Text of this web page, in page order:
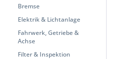
Bremse
Elektrik & Lichtanlage
Fahrwerk, Getriebe &
Achse
Filter & Inspektion